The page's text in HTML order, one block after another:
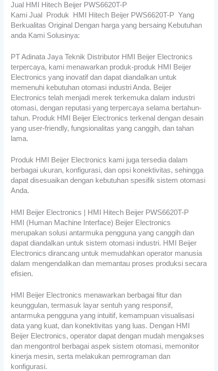
Jual HMI Hitech Beijer PWS6620T-P
Kami Jual Produk HMI Hitech Beijer PWS6620T-P Yang
Berkualitas Original Dengan harga yang bersaing Kebutuhan
anda Kami Solusinya:
PT Adinata Jaya Teknik Distributor HMI Beijer Electronics
terpercaya, kami menawarkan produk-produk HMI Beijer
Electronics yang inovatif dan dapat diandalkan untuk
memenuhi kebutuhan otomasi industri Anda. Beijer
Electronics telah menjadi merek terkemuka dalam industri
otomasi, dengan reputasi yang terpercaya selama bertahun-
tahun. Produk HMI Beijer Electronics terkenal dengan desain
yang user-friendly, fungsionalitas yang canggih, dan tahan
lama.
Produk HMI Beijer Electronics kami juga tersedia dalam
berbagai ukuran, konfigurasi, dan opsi konektivitas, sehingga
dapat disesuaikan dengan kebutuhan spesifik sistem otomasi
Anda.
HMI Beijer Electronics | HMI Hitech Beijer PWS6620T-P
HMI (Human Machine Interface) Beijer Electronics
merupakan solusi antarmuka pengguna yang canggih dan
dapat diandalkan untuk sistem otomasi industri. HMI Beijer
Electronics dirancang untuk memudahkan operator manusia
dalam mengendalikan dan memantau proses produksi secara
efisien.
HMI Beijer Electronics menawarkan berbagai fitur dan
keunggulan, termasuk layar sentuh yang responsif,
antarmuka pengguna yang intuitif, kemampuan visualisasi
data yang kuat, dan konektivitas yang luas. Dengan HMI
Beijer Electronics, operator dapat dengan mudah mengakses
dan mengontrol berbagai aspek sistem otomasi, memonitor
kinerja mesin, serta melakukan pemrograman dan
konfigurasi.